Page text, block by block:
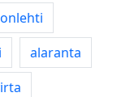
alaranta